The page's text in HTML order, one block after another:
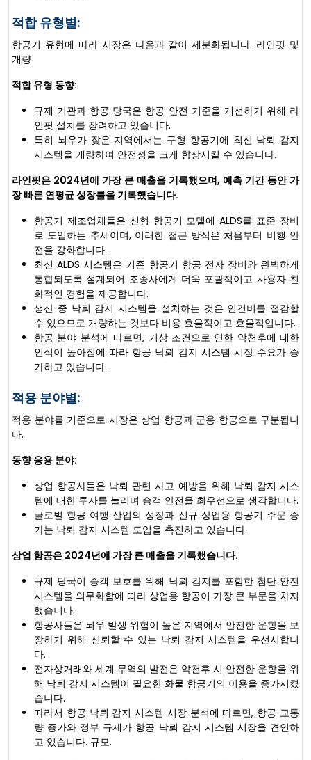
적합 유형별:
항공기 유형에 따라 시장은 다음과 같이 세분화됩니다. 라인핏 및
개량
적합 유형 동향:
규제 기관과 항공 당국은 항공 안전 기준을 개선하기 위해 라
인핏 설치를 장려하고 있습니다.
특히 뇌우가 잦은 지역에서는 구형 항공기에 최신 낙뢰 감지
시스템을 개량하여 안전성을 크게 향상시킬 수 있습니다.
라인핏은 2024년에 가장 큰 매출을 기록했으며, 예측 기간 동안 가
장 빠른 연평균 성장률을 기록했습니다.
항공기 제조업체들은 신형 항공기 모델에 ALDS를 표준 장비
로 도입하는 추세이며, 이러한 접근 방식은 처음부터 비행 안
전을 강화합니다.
최신 ALDS 시스템은 기존 항공기 항공 전자 장비와 완벽하게
통합되도록 설계되어 조종사에게 더욱 포괄적이고 사용자 친
화적인 경험을 제공합니다.
생산 중 낙뢰 감지 시스템을 설치하는 것은 인건비를 절감할
수 있으므로 개량하는 것보다 비용 효율적이고 효율적입니다.
항공 분야 분석에 따르면, 기상 조건으로 인한 악천후에 대한
인식이 높아짐에 따라 항공 낙뢰 감지 시스템 시장 수요가 증
가하고 있습니다.
적용 분야별:
적용 분야를 기준으로 시장은 상업 항공과 군용 항공으로 구분됩니
다.
동향 응용 분야:
상업 항공사들은 낙뢰 관련 사고 예방을 위해 낙뢰 감지 시스
템에 대한 투자를 늘리며 승객 안전을 최우선으로 생각합니다.
글로벌 항공 여행 산업의 성장과 신규 상업용 항공기 주문 증
가는 낙뢰 감지 시스템 도입을 촉진하고 있습니다.
상업 항공은 2024년에 가장 큰 매출을 기록했습니다.
규제 당국이 승객 보호를 위해 낙뢰 감지를 포함한 첨단 안전
시스템을 의무화함에 따라 상업용 항공이 가장 큰 부문을 차지
했습니다.
항공사들은 뇌우 발생 위험이 높은 지역에서 안전한 운항을 보
장하기 위해 신뢰할 수 있는 낙뢰 감지 시스템을 우선시합니
다.
전자상거래와 세계 무역의 발전은 악천후 시 안전한 운항을 위
해 낙뢰 감지 시스템이 필요한 화물 항공기의 이용을 증가시켰
습니다.
따라서 항공 낙뢰 감지 시스템 시장 분석에 따르면, 항공 교통
량 증가와 정부 규제가 항공 낙뢰 감지 시스템 시장을 견인하
고 있습니다. 규모.